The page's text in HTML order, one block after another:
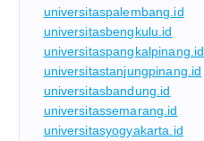
universitaspalembang.id
universitasbengkulu.id
universitaspangkalpinang.id
universitastanjungpinang.id
universitasbandung.id
universitassemarang.id
universitasyogyakarta.id